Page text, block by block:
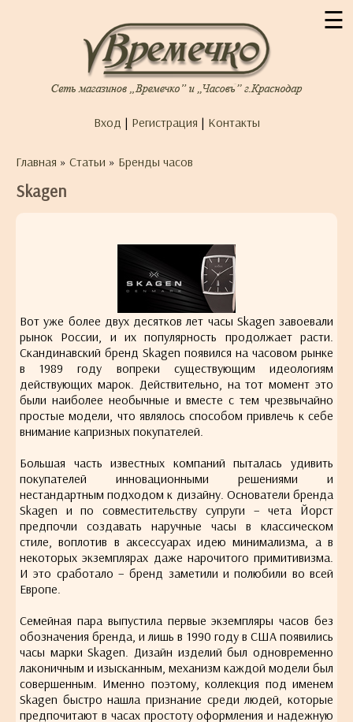
☰
Вход | Регистрация | Контакты
Главная » Статьи » Бренды часов
Skagen
Вот уже более двух десятков лет часы Skagen завоевали
рынок России, и их популярность продолжает расти.
Скандинавский бренд Skagen появился на часовом рынке
в 1989 году вопреки существующим идеологиям
действующих марок. Действительно, на тот момент это
были наиболее необычные и вместе с тем чрезвычайно
простые модели, что являлось способом привлечь к себе
внимание капризных покупателей.
Большая часть известных компаний пыталась удивить
покупателей инновационными решениями и
нестандартным подходом к дизайну. Основатели бренда
Skagen и по совместительству супруги – чета Йорст
предпочли создавать наручные часы в классическом
стиле, воплотив в аксессуарах идею минимализма, а в
некоторых экземплярах даже нарочитого примитивизма.
И это сработало – бренд заметили и полюбили во всей
Европе.
Семейная пара выпустила первые экземпляры часов без
обозначения бренда, и лишь в 1990 году в США появились
часы марки Skagen. Дизайн изделий был одновременно
лаконичным и изысканным, механизм каждой модели был
совершенным. Именно поэтому, коллекция под именем
Skagen быстро нашла признание среди людей, которые
предпочитают в часах простоту оформления и надежную